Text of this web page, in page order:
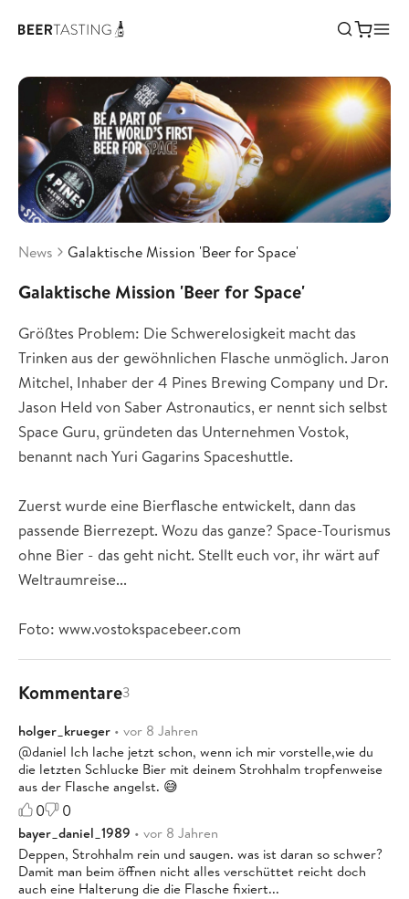
News Galaktische Mission 'Beer for Space'
Galaktische Mission 'Beer for Space'
Größtes Problem: Die Schwerelosigkeit macht das
Trinken aus der gewöhnlichen Flasche unmöglich. Jaron
Mitchel, Inhaber der 4 Pines Brewing Company und Dr.
Jason Held von Saber Astronautics, er nennt sich selbst
Space Guru, gründeten das Unternehmen Vostok,
benannt nach Yuri Gagarins Spaceshuttle.
Zuerst wurde eine Bierflasche entwickelt, dann das
passende Bierrezept. Wozu das ganze? Space-Tourismus
ohne Bier - das geht nicht. Stellt euch vor, ihr wärt auf
Weltraumreise...
Foto: www.vostokspacebeer.com
Kommentare3
holger_krueger • vor 8 Jahren
@daniel Ich lache jetzt schon, wenn ich mir vorstelle,wie du
die letzten Schlucke Bier mit deinem Strohhalm tropfenweise
aus der Flasche angelst. 😅
0 0
bayer_daniel_1989 • vor 8 Jahren
Deppen, Strohhalm rein und saugen. was ist daran so schwer?
Damit man beim öffnen nicht alles verschüttet reicht doch
auch eine Halterung die die Flasche fixiert...